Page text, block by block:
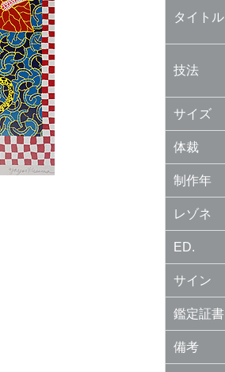
タイトル
技法
サイズ
体裁
制作年
レゾネ
ED.
サイン
鑑定証書
備考